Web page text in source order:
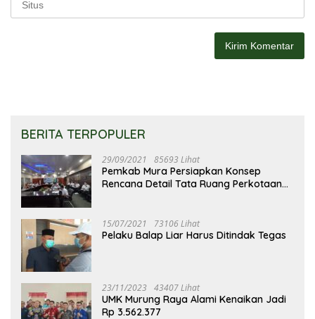
BERITA TERPOPULER
29/09/2021 85693 Lihat
Pemkab Mura Persiapkan Konsep
Rencana Detail Tata Ruang Perkotaan
15/07/2021 73106 Lihat
Pelaku Balap Liar Harus Ditindak Tegas
23/11/2023 43407 Lihat
UMK Murung Raya Alami Kenaikan Jadi
Rp 3.562.377